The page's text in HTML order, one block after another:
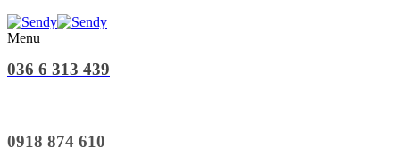
Menu
036 6 313 439
0918 874 610